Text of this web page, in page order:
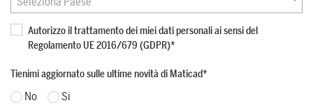
SUPPORTO
Servizi di assistenza per guidarti
nell’utilizzo del software,
Autorizzo il trattamento dei miei dati personali ai sensi del
Regolamento UE 2016/679 (GDPR)*
Tienimi aggiornato sulle ultime novità di Maticad*
No Si